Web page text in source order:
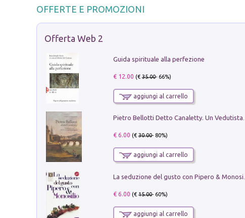
OFFERTE E PROMOZIONI
Offerta Web 2
Guida spirituale alla perfezione
€ 12.00 (€35.00- 66%)
aggiungi al carrello
Pietro Bellotti Detto
€ 6.00 (€30.00- 80%)
aggiungi al carrello
€ 6.00 (€15.00- 60%)
aggiungi al carrello